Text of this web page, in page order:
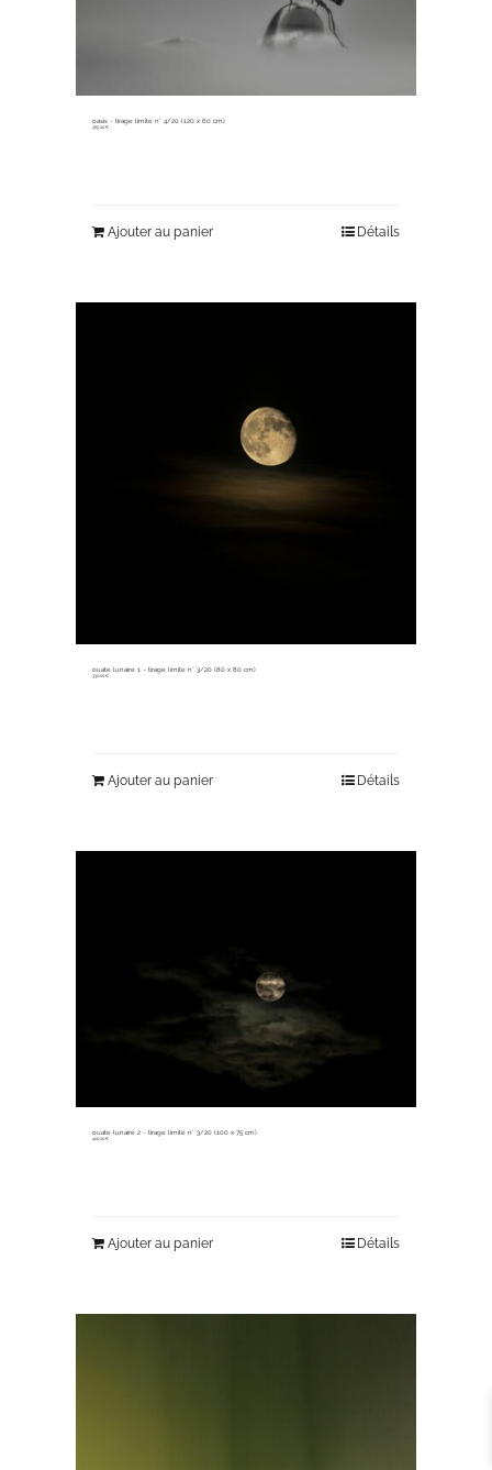
oasis ~ tirage limité n° 4/20 (120 x 60 cm)
365,00€
Ajouter au panier Détails
ouate lunaire 1 ~ tirage limité n° 3/20 (80 x 80 cm)
330,00€
Ajouter au panier Détails
ouate lunaire 2 ~ tirage limité n° 3/20 (100 x 75 cm)
400,00€
Ajouter au panier Détails